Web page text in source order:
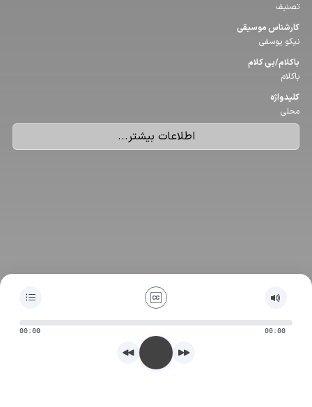
تصنیف
كارشناس موسیقی
نیکو یوسفی
باكلام/بی كلام
باکلام
كلیدواژه
محلی
اطلاعات بیشتر...
00:00 00:00